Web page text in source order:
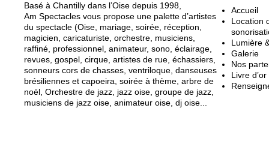
Basé à Chantilly dans l’Oise depuis 1998,
Am Spectacles vous propose une palette d’artistes
du spectacle (Oise, mariage, soirée, réception,
magicien, caricaturiste, orchestre, musiciens,
raffiné, professionnel, animateur, sono, éclairage,
revues, gospel, cirque, artistes de rue, échassiers,
sonneurs cors de chasses, ventriloque, danseuses
brésiliennes et capoeira, soirée à thème, arbre de
noël, Orchestre de jazz, jazz oise, groupe de jazz,
musiciens de jazz oise, animateur oise, dj oise...
Accueil
Location
Lumière
Galerie
Nos
Livre d’or